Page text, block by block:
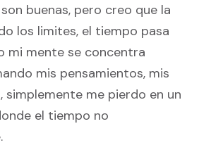
buenas, pero creo que la
los limites, el tiempo pasa
mi mente se concentra
mis pensamientos, mis
simplemente me pierdo en un
el tiempo no